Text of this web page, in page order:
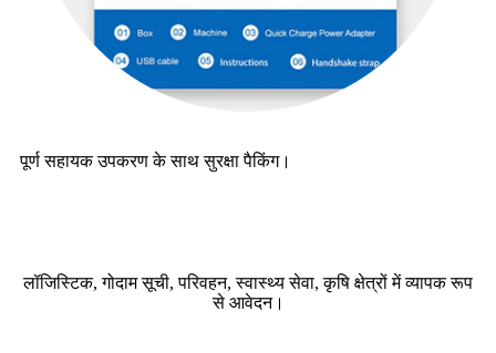
पूर्ण सहायक उपकरण के साथ सुरक्षा पैकिंग।
लॉजिस्टिक, गोदाम सूची, परिवहन, स्वास्थ्य सेवा, कृषि क्षेत्रों में व्यापक रूप
से आवेदन।